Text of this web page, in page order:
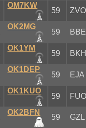
OM7KW
59 ZVO
OK2MG
59 BBE
OK1YM
59
OK1DEP
59 EJA
OK1KUO
59
OK2BFN
59 GZL